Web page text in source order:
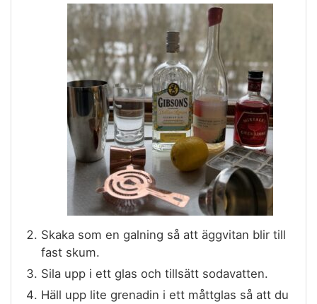
Skaka som en galning så att äggvitan blir till
fast skum.
Sila upp i ett glas och tillsätt sodavatten.
Häll upp lite grenadin i ett måttglas så att du